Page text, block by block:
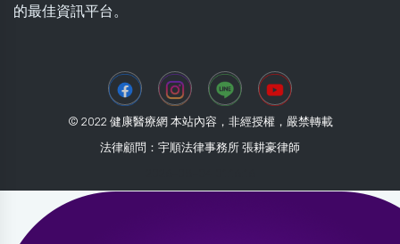
的最佳資訊平台。
© 2022 健康醫療網 本站內容，非經授權，嚴禁轉載
法律顧問：宇順法律事務所 張耕豪律師